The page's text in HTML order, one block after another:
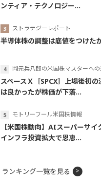
ンティア・テクノロジー...
ストラテジーレポート
半導体株の調整は底値をつけた
岡元兵八郎の米国株マスターへの
スペースＸ［SPCX］上場後初
は良かったが株価が下落...
モトリーフール米国株情報
【米国株動向】AIスーパーサ
インフラ投資拡大で恩恵...
ランキング一覧を見る